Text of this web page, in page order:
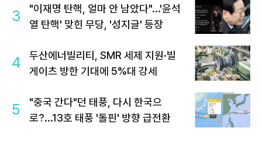
3
"이재명 탄핵, 얼마 안 남았다"...'윤석
열 탄핵' 맞힌 무당, '성지글' 등장
4
두산에너빌리티, SMR 세제 지원·빌
게이츠 방한 기대에 5%대 강세
5
"중국 간다"던 태풍, 다시 한국으
로?...13호 태풍 '돌핀' 방향 급전환